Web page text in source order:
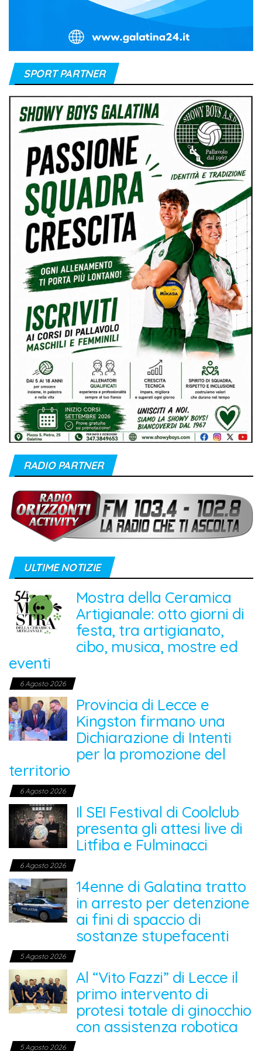
SPORT PARTNER
RADIO PARTNER
ULTIME NOTIZIE
Mostra della Ceramica
Artigianale: otto giorni di
festa, tra artigianato,
cibo, musica, mostre ed
eventi
6 Agosto 2026
Provincia di Lecce e
Kingston firmano una
Dichiarazione di Intenti
per la promozione del
territorio
6 Agosto 2026
Il SEI Festival di Coolclub
presenta gli attesi live di
Litfiba e Fulminacci
6 Agosto 2026
14enne di Galatina tratto
in arresto per detenzione
ai fini di spaccio di
sostanze stupefacenti
5 Agosto 2026
Al “Vito Fazzi” di Lecce il
primo intervento di
protesi totale di ginocchio
con assistenza robotica
5 Agosto 2026